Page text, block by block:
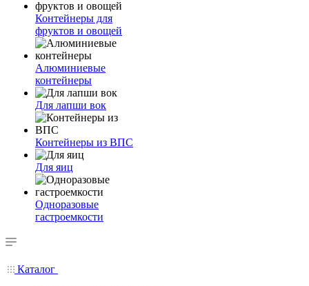
Контейнеры для
фруктов и овощей
Алюминиевые
контейнеры
Для лапши вок
Контейнеры из ВПС
Для яиц
Одноразовые
гастроемкости
Каталог